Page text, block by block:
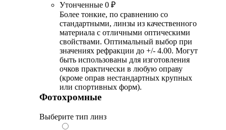
Утонченные 0 ₽
Более тонкие, по сравнению со
стандартными, линзы из качественного
материала с отличными оптическими
свойствами. Оптимальный выбор при
значениях рефракции до +/- 4.00. Могут
быть использованы для изготовления
очков практически в любую оправу
(кроме оправ нестандартных крупных
или спортивных форм).
Фотохромные
Выберите тип линз